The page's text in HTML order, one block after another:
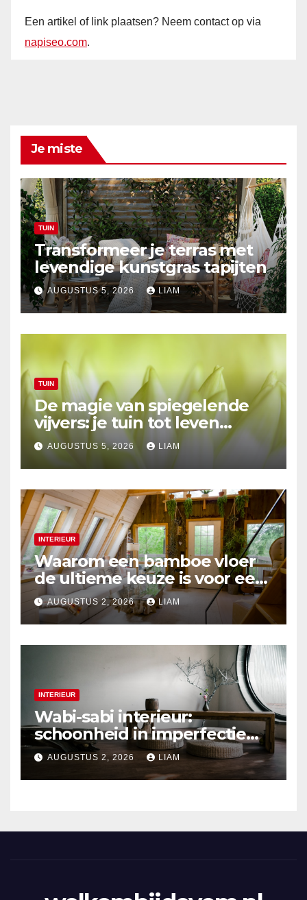
Een artikel of link plaatsen? Neem contact op via
napiseo.com.
Je miste
TUIN
Transformeer je terras met
levendige kunstgras tapijten
AUGUSTUS 5, 2026 LIAM
TUIN
De magie van spiegelende
vijvers: je tuin tot leven
brengen
AUGUSTUS 5, 2026 LIAM
INTERIEUR
Waarom een bamboe vloer
de ultieme keuze is voor een
duurzaam interieur
AUGUSTUS 2, 2026 LIAM
INTERIEUR
Wabi-sabi interieur:
schoonheid in imperfectie
ontdekken
AUGUSTUS 2, 2026 LIAM